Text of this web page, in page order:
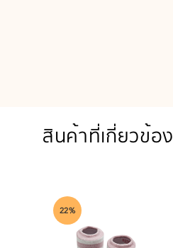
สินค้าที่เกี่ยวข้อง
22%